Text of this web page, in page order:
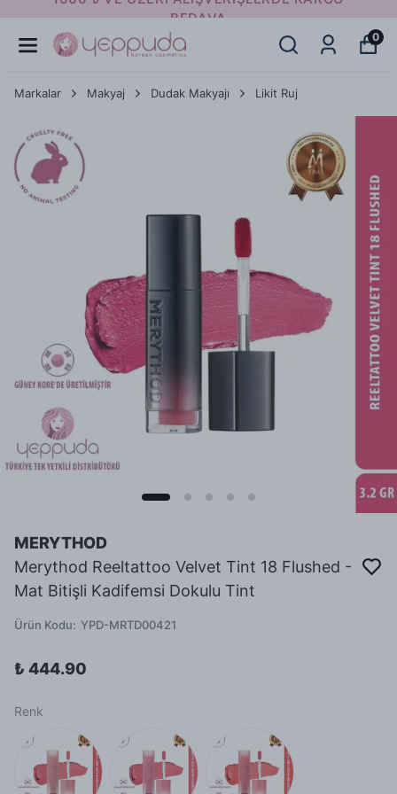
AYNI GÜN KARGODA
0
Markalar Makyaj Dudak Makyajı Likit Ruj
MERYTHOD
Merythod Reeltattoo Velvet Tint 18 Flushed -
Mat Bitişli Kadifemsi Dokulu Tint
Ürün Kodu: YPD-MRTD00421
₺ 444.90
Renk